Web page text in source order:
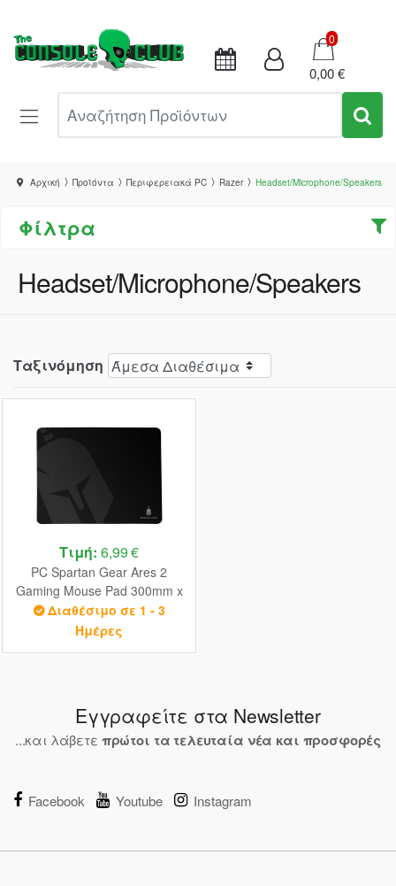
Καλάθι
0
0,00 €
Αρχική Προϊόντα Περιφερειακά PC Razer Headset/Microphone/Speakers
Φίλτρα
Headset/Microphone/Speakers
Ταξινόμηση
Τιμή: 6,99 €
PC Spartan Gear Ares 2
Gaming Mouse Pad 300mm x
230mm
Διαθέσιμο σε 1 - 3
Ημέρες
Εγγραφείτε στα Newsletter
...και λάβετε πρώτοι τα τελευταία νέα και προσφορές
Facebook Youtube Instagram